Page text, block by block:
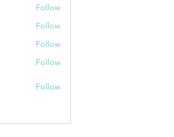
Follow
Follow
Follow
Follow
Follow